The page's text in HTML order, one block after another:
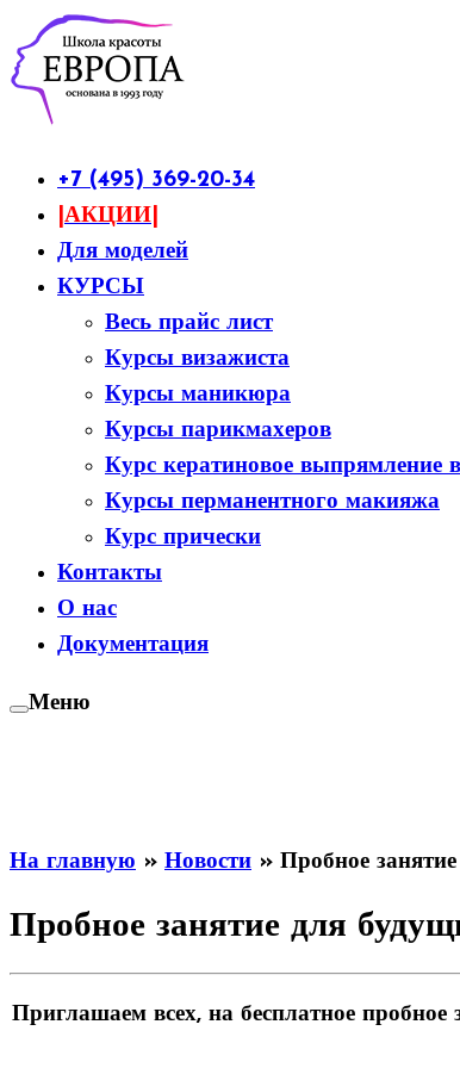
+7 (495) 369-20-34
|АКЦИИ|
Для моделей
КУРСЫ
Весь прайс лист
Курсы визажиста
Курсы маникюра
Курсы парикмахеров
Курс кератиновое выпрямление
Курсы перманентного макияжа
Курс прически
Контакты
О нас
Документация
Меню
На главную » Новости » Пробное
Пробное занятие для
Приглашаем всех, на бесплатное пробное